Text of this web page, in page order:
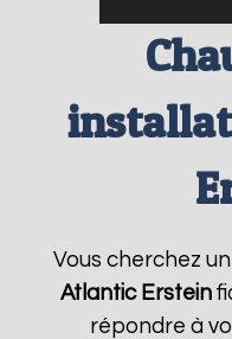
Vous cherchez un
Atlantic Erstein
répondre à